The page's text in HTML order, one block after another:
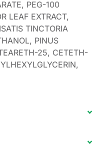
PEG-100
LEAF EXTRACT,
TINCTORIA
PINUS
25, CETETH-